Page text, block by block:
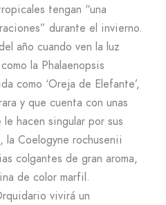
tengan “una
durante el invierno.
año cuando ven la luz
la Phalaenopsis
como ‘Oreja de Elefante’,
y que cuenta con unas
hacen singular por sus
la Coelogyne rochusenii
colgantes de gran aroma,
de color marfil.
vivirá un